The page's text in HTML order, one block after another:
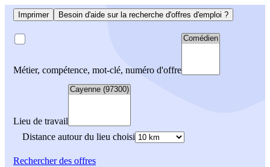
Imprimer Besoin d'aide sur la recherche d'offres d'emploi ?
Métier, compétence, mot-clé, numéro d'offre
Lieu de travail
Distance autour du lieu choisi
Rechercherdes offres